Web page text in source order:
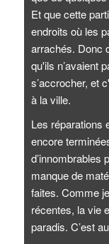
Et que cette
endroits où les
arrachés. Donc
qu'ils n’avaient
s’accrocher, et
à la ville.
Les réparations
encore
d’innombrables
manque de
faites. Comme
récentes, la vie
paradis. C’est